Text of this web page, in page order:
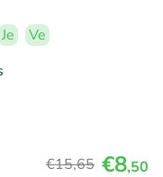
Je
Ve
€15,65 €8,50